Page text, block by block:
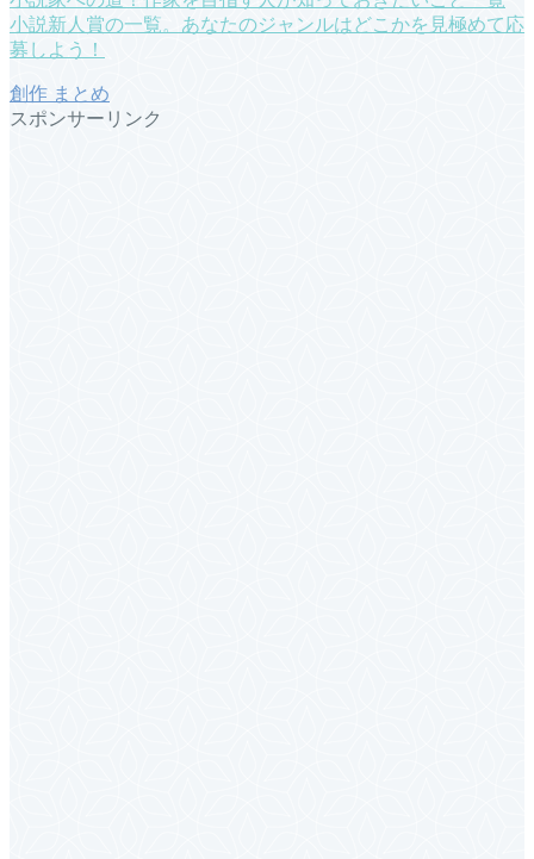
小説新人賞の一覧。あなたのジャンルはどこかを見極めて応
募しよう！
創作 まとめ
スポンサーリンク